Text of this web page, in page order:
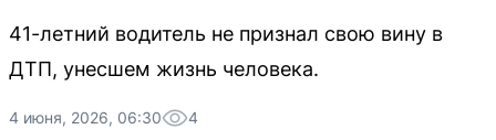
41-летний водитель не признал свою вину в
ДТП, унесшем жизнь человека.
4 июня, 2026, 06:30 4